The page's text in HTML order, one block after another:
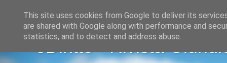
eDiritto - Rivista
This site uses cookies from Google to deliver its
are shared with Google along with performance and
statistics, and to detect and address abuse.